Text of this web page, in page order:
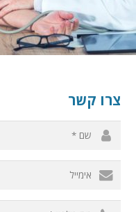
צרו קשר